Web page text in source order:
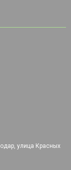
улица Красных